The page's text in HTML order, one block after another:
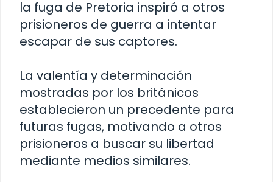
la fuga de Pretoria inspiró a otros
prisioneros de guerra a intentar
escapar de sus captores.
La valentía y determinación
mostradas por los británicos
establecieron un precedente para
futuras fugas, motivando a otros
prisioneros a buscar su libertad
mediante medios similares.